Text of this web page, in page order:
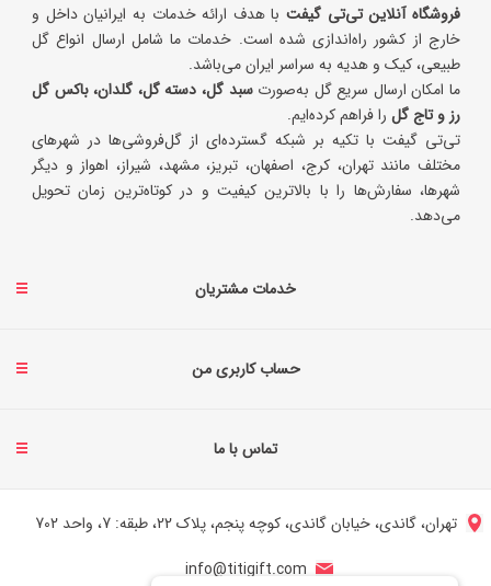
فروشگاه آنلاین تی‌تی گیفتبا هدف ارائه خدمات به ایرانیان داخل و
خارج از کشور راه‌اندازی شده است. خدمات ما شامل ارسال انواع گل
طبیعی، کیک و هدیه به سراسر ایران می‌باشد.
ما امکان ارسال سریع گل به‌صورتسبد گل، دسته گل، گلدان، باکس گل
رز و تاج گل را فراهم کرده‌ایم.
تی‌تی گیفت با تکیه بر شبکه گسترده‌ای از گل‌فروشی‌ها در شهرهای
مختلف مانند تهران، کرج، اصفهان، تبریز، مشهد، شیراز، اهواز و دیگر
شهرها، سفارش‌ها را با بالاترین کیفیت و در کوتاه‌ترین زمان تحویل
می‌دهد.
خدمات مشتریان
حساب کاربری من
تماس با ما
تهران، گاندی، خیابان گاندی، کوچه پنجم، پلاک 22، طبقه: 7، واحد 702
info@titigift.com